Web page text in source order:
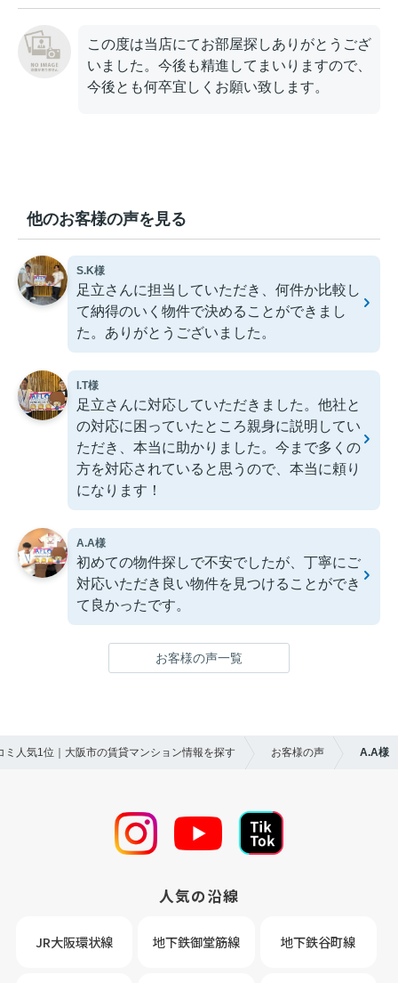
この度は当店にてお部屋探しありがとうござ
いました。今後も精進してまいりますので、
今後とも何卒宜しくお願い致します。
他のお客様の声を見る
S.K様
足立さんに担当していただき、何件か比較し
て納得のいく物件で決めることができまし
た。ありがとうございました。
I.T様
足立さんに対応していただきました。他社と
の対応に困っていたところ親身に説明してい
ただき、本当に助かりました。今まで多くの
方を対応されていると思うので、本当に頼り
になります！
A.A様
初めての物件探しで不安でしたが、丁寧にご
対応いただき良い物件を見つけることができ
て良かったです。
お客様の声一覧
ミ人気1位｜大阪市の賃貸マンション情報を探す お客様の声 A.A様
人気の沿線
JR大阪環状線 地下鉄御堂筋線 地下鉄谷町線